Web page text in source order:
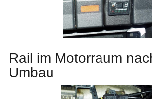
Rail im Motorraum
Umbau